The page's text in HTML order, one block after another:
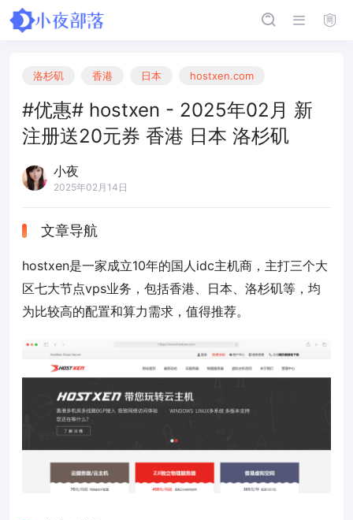
洛杉矶 香港 日本 hostxen.com
#优惠# hostxen - 2025年02月 新
注册送20元券 香港 日本 洛杉矶
小夜
2025年02月14日
文章导航
hostxen是一家成立10年的国人idc主机商，主打三个大
区七大节点vps业务，包括香港、日本、洛杉矶等，均
为比较高的配置和算力需求，值得推荐。